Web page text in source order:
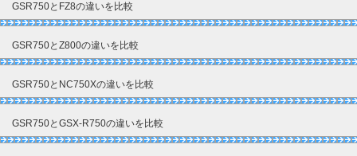
GSR750とFZ8の違いを比較
GSR750とZ800の違いを比較
GSR750とNC750Xの違いを比較
GSR750とGSX-R750の違いを比較